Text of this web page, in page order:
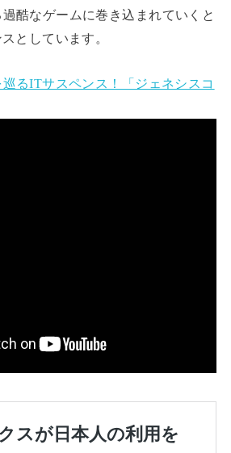
酷なゲームに巻き込まれていくと
としています。
るITサスペンス！「ジェネシスコ